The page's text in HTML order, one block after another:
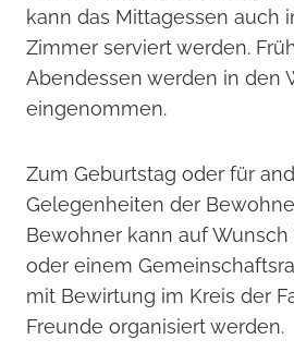
kann das Mittagessen auch
Zimmer serviert werden.
Abendessen werden in den
eingenommen.
Zum Geburtstag oder für
Gelegenheiten der
Bewohner kann auf
oder einem
mit Bewirtung im Kreis der
Freunde organisiert werden.